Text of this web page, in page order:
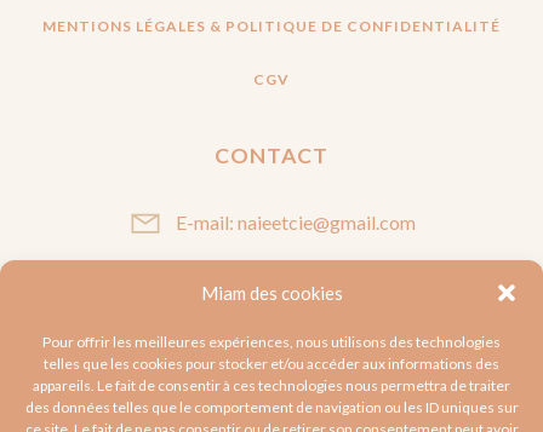
Miam des cookies
Pour offrir les meilleures expériences, nous utilisons des technologies
telles que les cookies pour stocker et/ou accéder aux informations des
appareils. Le fait de consentir à ces technologies nous permettra de traiter
des données telles que le comportement de navigation ou les ID uniques sur
MENTIONS LÉGALES & POLITIQUE DE CONFIDENTIALITÉ
CGV
CONTACT
E-mail: naieetcie@gmail.com